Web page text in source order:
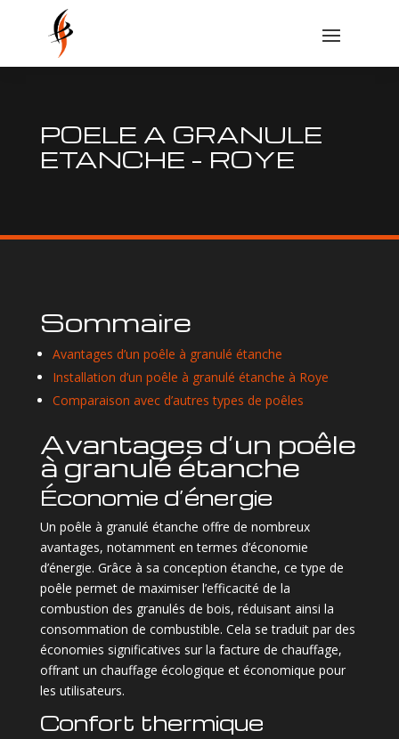
POELE A GRANULE
ETANCHE – ROYE
Sommaire
Avantages d’un poêle à granulé étanche
Installation d’un poêle à granulé étanche à Roye
Comparaison avec d’autres types de poêles
Avantages d’un poêle
à granulé étanche
Économie d’énergie
Un poêle à granulé étanche offre de nombreux
avantages, notamment en termes d’économie
d’énergie. Grâce à sa conception étanche, ce type de
poêle permet de maximiser l’efficacité de la
combustion des granulés de bois, réduisant ainsi la
consommation de combustible. Cela se traduit par des
économies significatives sur la facture de chauffage,
offrant un chauffage écologique et économique pour
les utilisateurs.
Confort thermique